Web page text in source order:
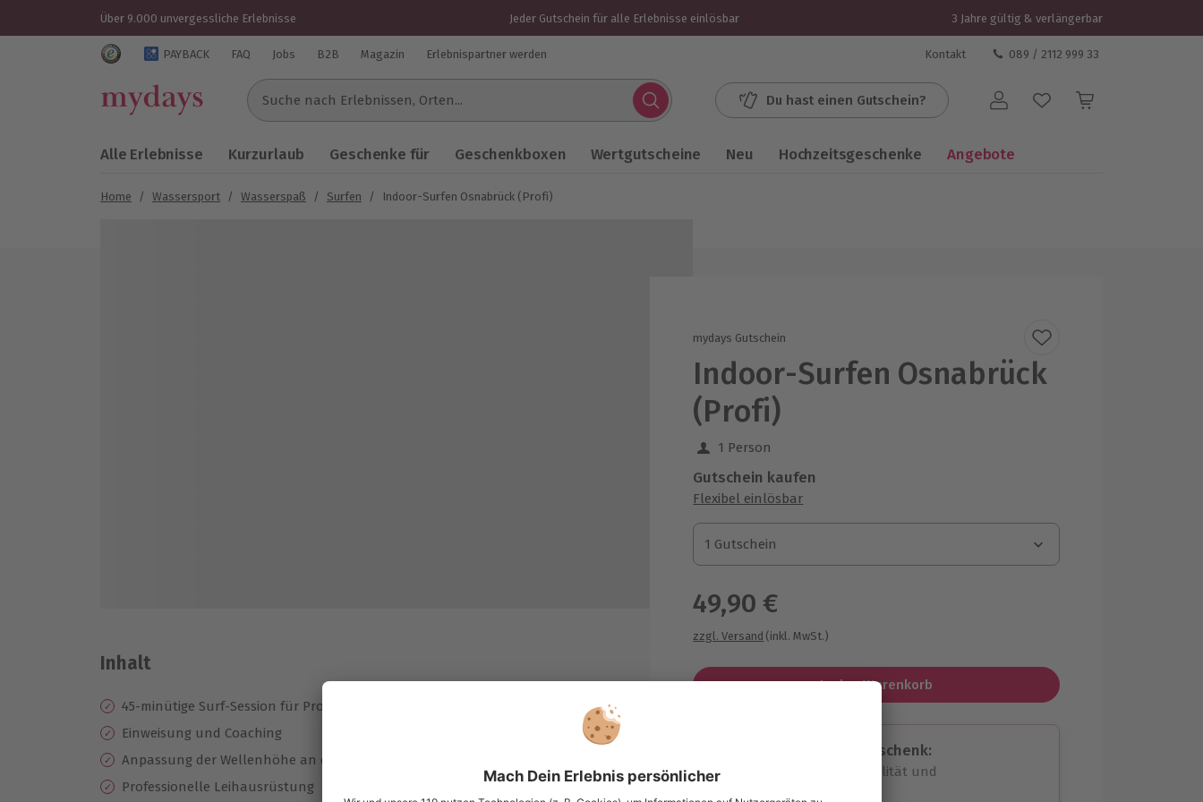
Über 9.000 unvergessliche Erlebnisse Jeder Gutschein für alle Erlebnisse einlösbar 3 Jahre gültig & verlängerbar
Trustedshops Bewertungen für mydays.de
PAYBACK FAQ Jobs B2B Magazin Erlebnispartner werden Kontakt 089 / 2112 999 33
Suche nach Erlebnissen...
Du hast einen Gutschein? Benutzerkonto
Alle Erlebnisse Kurzurlaub Geschenke für Geschenkboxen Wertgutscheine Neu Hochzeitsgeschenke Angebote
Home / Wassersport / Wasserspaß / Surfen / Indoor-Surfen Osnabrück (Profi)
mydays Gutschein
Indoor-Surfen Osnabrück
(Profi)
1 Person
Gutschein kaufen
Flexibel einlösbar
1 Gutschein
1 Gutschein
1 Gutschein
49,90 €
zzgl. Versand (inkl. MwSt.)
In den Warenkorb
Immer das passende Geschenk:
Große Auswahl, volle Flexibilität und
Inhalt
45-minütige Surf-Session für Profis
Einweisung und Coaching
Anpassung der Wellenhöhe an den Stand der Gruppe
Professionelle Leihausrüstung